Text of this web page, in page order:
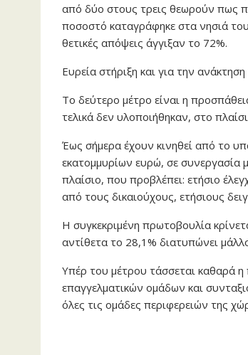
από δύο στους τρεις θεωρούν πως
ποσοστό καταγράφηκε στα νησιά
θετικές απόψεις άγγιξαν το 72%.
Ευρεία στήριξη και για την
Το δεύτερο μέτρο είναι η
τελικά δεν υλοποιήθηκαν, στο
Έως σήμερα έχουν κινηθεί από το
εκατομμυρίων ευρώ, σε συνεργασία
πλαίσιο, που προβλέπει: ετήσιο
από τους δικαιούχους, ετήσιους
Η συγκεκριμένη πρωτοβουλία
αντίθετα το 28,1% διατυπώνει
Υπέρ του μέτρου τάσσεται καθαρά
επαγγελματικών ομάδων και
όλες τις ομάδες περιφερειών της